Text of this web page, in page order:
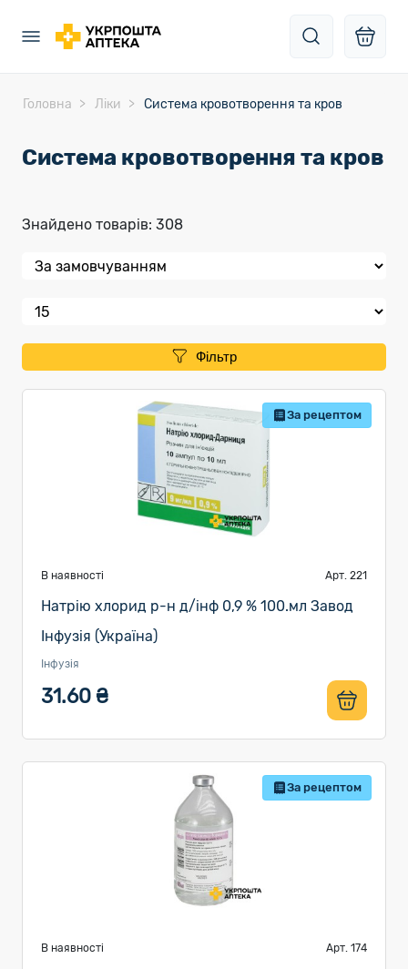
Головна Ліки Система кровотворення та кров
Система кровотворення та кров
Знайдено товарів: 308
Фільтр
За рецептом
В наявності Арт. 221
Натрію хлорид р-н д/інф 0,9 % 100.мл Завод
Інфузія (Україна)
Інфузія
31.60 ₴
За рецептом
В наявності Арт. 174